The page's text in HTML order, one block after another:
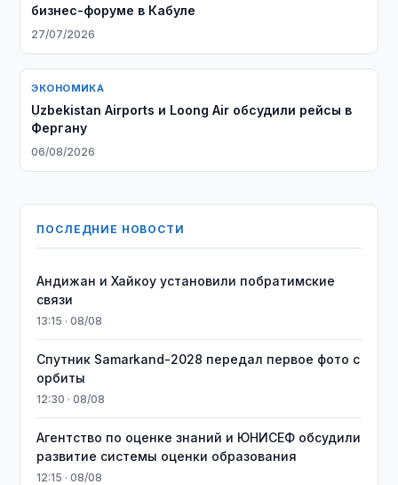
бизнес-форуме в Кабуле
27/07/2026
ЭКОНОМИКА
Uzbekistan Airports и Loong Air обсудили рейсы в
Фергану
06/08/2026
ПОСЛЕДНИЕ НОВОСТИ
Андижан и Хайкоу установили побратимские
связи
13:15 · 08/08
Спутник Samarkand-2028 передал первое фото с
орбиты
12:30 · 08/08
Агентство по оценке знаний и ЮНИСЕФ обсудили
развитие системы оценки образования
12:15 · 08/08